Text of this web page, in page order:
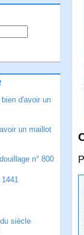
d'avoir un
un maillot
n° 800
1441
du siècle